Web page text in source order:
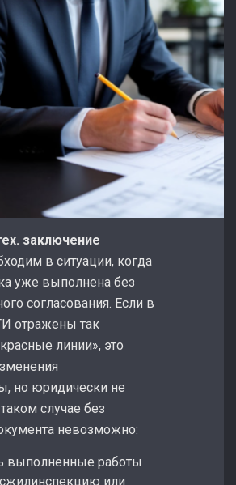
заключение
в ситуации, когда
уже выполнена без
согласования. Если в
отражены так
линии», это
но юридически не
случае без
невозможно:
выполненные работы
или